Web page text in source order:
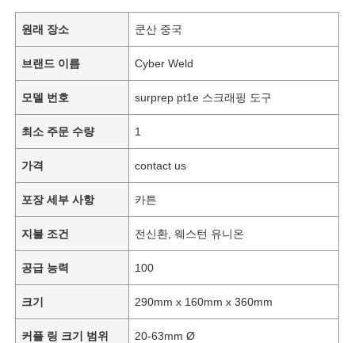
원래 장소 쿤산 중국
브랜드 이름 Cyber Weld
모델 번호 surprep pt1e 스크래핑 도구
최소 주문 수량 1
가격 contact us
포장 세부 사항 카튼
지불 조건 전신환, 웨스턴 유니온
공급 능력 100
크기 290mm x 160mm x 360mm
커플 링 크기 범위 20-63mm Ø